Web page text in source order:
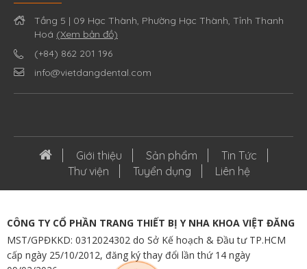
Tầng 5 | 09 Hạc Thành, Phường Hạc Thành, Tỉnh Thanh
Hoá (Xem bản đồ)
(+84) 862 201 196
info@vietdangdental.com
Giới thiệu Sản phẩm
Tin Tức
Thư viện
Tuyển dụng Liên hệ
CÔNG TY CỔ PHẦN TRANG THIẾT BỊ Y NHA KHOA VIỆT ĐĂNG
MST/GPĐKKD: 0312024302 do Sở Kế hoạch & Đầu tư TP.HCM
cấp ngày 25/10/2012, đăng ký thay đổi lần thứ 14 ngày